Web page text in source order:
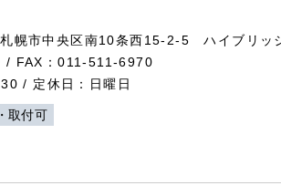
幌市中央区南10条西15-2-5 ハイブリッ
FAX：011-511-6970
/ 定休日：日曜日
取付可